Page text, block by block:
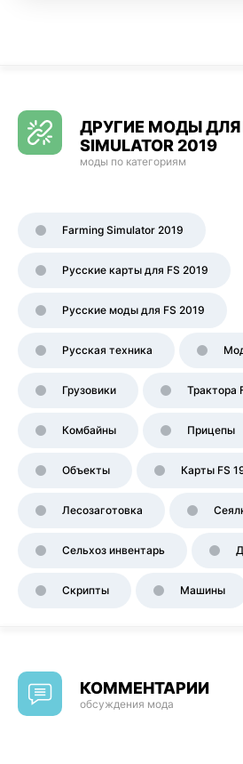
ДРУГИЕ МОДЫ ДЛЯ
SIMULATOR 2019
моды по категориям
Farming Simulator 2019
Русские карты для FS 2019
Русские моды для FS 2019
Русская техника
Грузовики Трактора
Комбайны Прицепы
Объекты Карты FS
Лесозаготовка
Сельхоз инвентарь
Скрипты Машины
КОММЕНТАРИИ
обсуждения мода